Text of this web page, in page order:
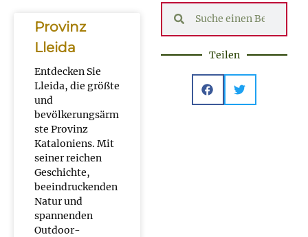
Provinz
Lleida
Entdecken Sie
Lleida, die größte
und
bevölkerungsärm
ste Provinz
Kataloniens. Mit
seiner reichen
Geschichte,
beeindruckenden
Natur und
spannenden
Outdoor-
Teilen